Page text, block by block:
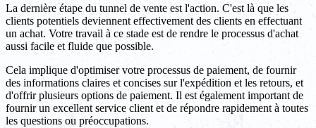
La dernière étape du tunnel de vente est l'action. C'est là que les
clients potentiels deviennent effectivement des clients en effectuant
un achat. Votre travail à ce stade est de rendre le processus d'achat
aussi facile et fluide que possible.
Cela implique d'optimiser votre processus de paiement, de fournir
des informations claires et concises sur l'expédition et les retours, et
d'offrir plusieurs options de paiement. Il est également important de
fournir un excellent service client et de répondre rapidement à toutes
les questions ou préoccupations.